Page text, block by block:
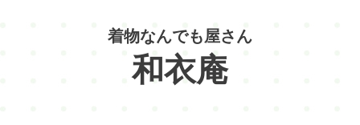
着物なんでも屋さん
和衣庵